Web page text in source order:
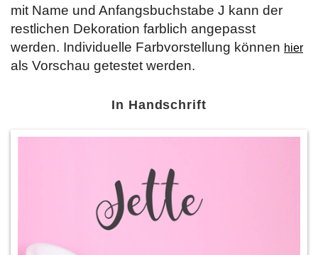
mit Name und Anfangsbuchstabe J kann der
restlichen Dekoration farblich angepasst
werden. Individuelle Farbvorstellung können hier
als Vorschau getestet werden.
In Handschrift